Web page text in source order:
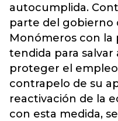
autocumplida.
parte del gobierno
Monómeros con la
tendida para salvar
proteger el
contrapelo de su
reactivación de la
con esta medida,